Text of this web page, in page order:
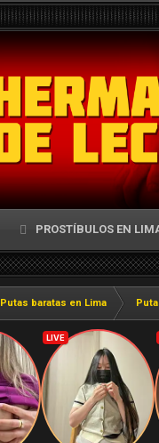
PROSTÍBULOS EN
Putas baratas en Lima